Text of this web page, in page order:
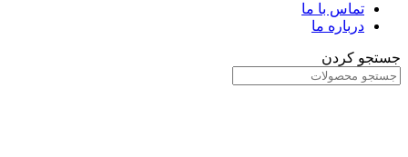
تماس با ما
درباره ما
جستجو کردن